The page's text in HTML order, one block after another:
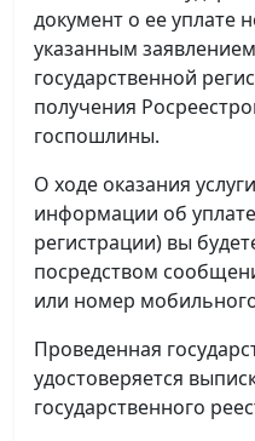
документ о ее уплате
указанным
государственной
получения
госпошлины.
О ходе оказания
информации об
регистрации) вы
посредством
или номер
Проведенная
удостоверяется
государственного